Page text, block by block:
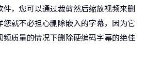
，您可以通过裁剪然后缩放视频来删
就不必担心删除嵌入的字幕，因为它
质量的情况下删除硬编码字幕的绝佳